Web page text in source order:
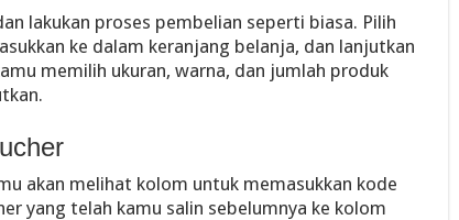
lakukan proses pembelian seperti biasa. Pilih
ke dalam keranjang belanja, dan lanjutkan
memilih ukuran, warna, dan jumlah produk
akan melihat kolom untuk memasukkan kode
yang telah kamu salin sebelumnya ke kolom